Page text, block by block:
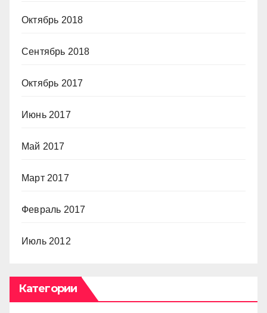
Октябрь 2018
Сентябрь 2018
Октябрь 2017
Июнь 2017
Май 2017
Март 2017
Февраль 2017
Июль 2012
Категории